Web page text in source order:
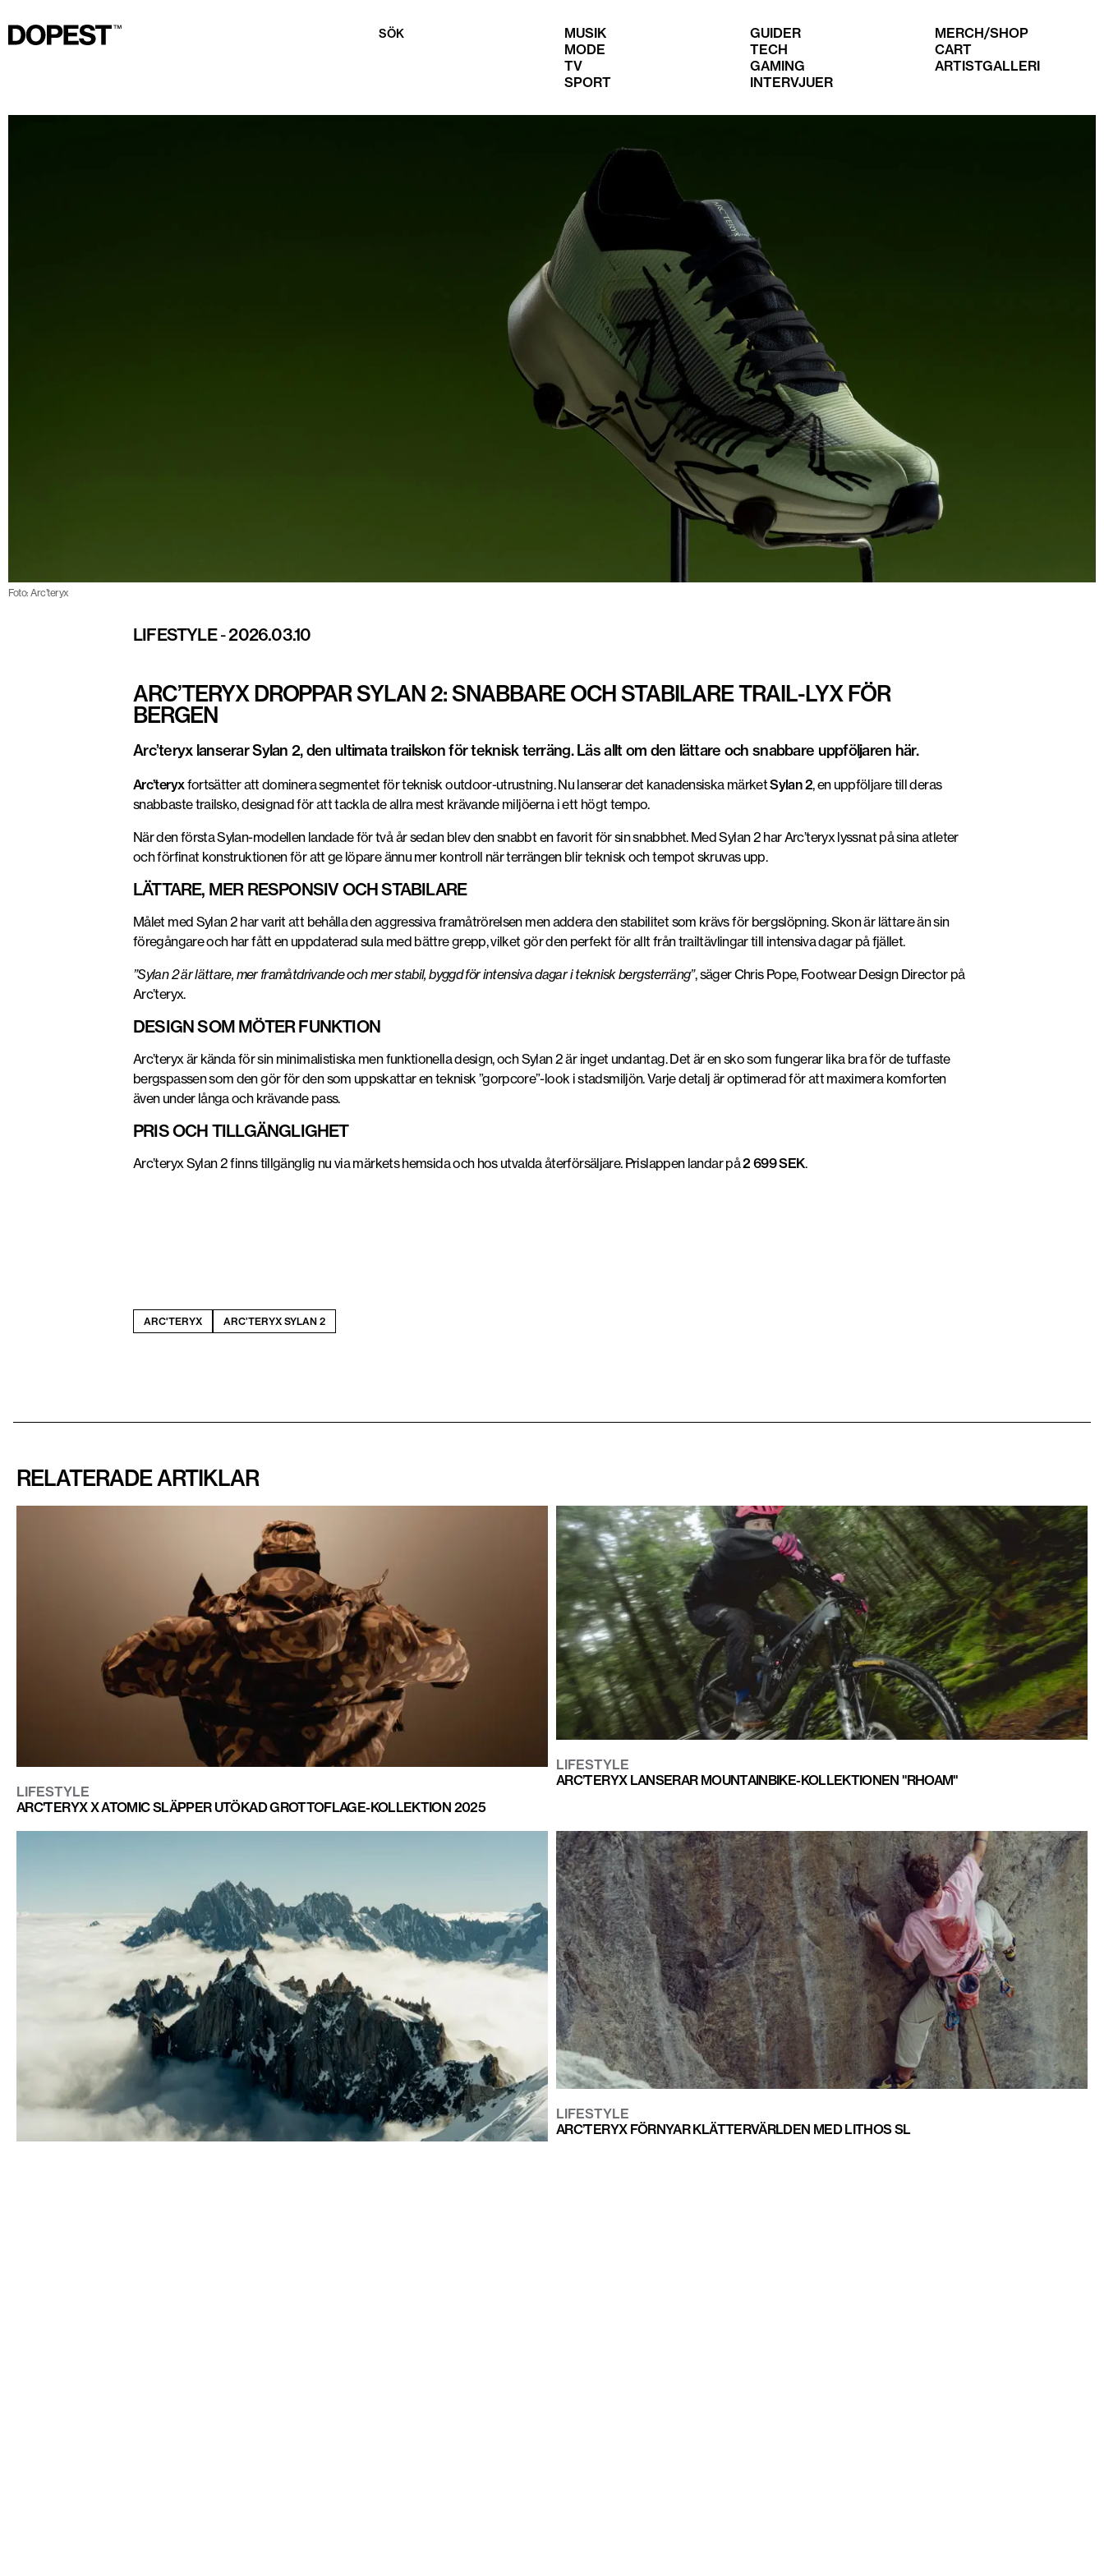
SÖK
MUSIK
MODE
TV
SPORT
GUIDER
TECH
GAMING
INTERVJUER
MERCH/SHOP
CART
ARTISTGALLERI
Foto: Arc’teryx
LIFESTYLE-2026.03.10
ARC’TERYX DROPPAR SYLAN 2: SNABBARE OCH STABILARE TRAIL-LYX FÖR
BERGEN
Arc’teryx lanserar Sylan 2, den ultimata trailskon för teknisk terräng. Läs allt om den lättare och snabbare uppföljaren här.
Arc’teryxfortsätter att dominera segmentet för teknisk outdoor-utrustning. Nu lanserar det kanadensiska märketSylan 2, en uppföljare till deras
snabbaste trailsko, designad för att tackla de allra mest krävande miljöerna i ett högt tempo.
När den första Sylan-modellen landade för två år sedan blev den snabbt en favorit för sin snabbhet. Med Sylan 2 har Arc’teryx lyssnat på sina atleter
och förfinat konstruktionen för att ge löpare ännu mer kontroll när terrängen blir teknisk och tempot skruvas upp.
LÄTTARE, MER RESPONSIV OCH STABILARE
Målet med Sylan 2 har varit att behålla den aggressiva framåtrörelsen men addera den stabilitet som krävs för bergslöpning. Skon är lättare än sin
föregångare och har fått en uppdaterad sula med bättre grepp, vilket gör den perfekt för allt från trailtävlingar till intensiva dagar på fjället.
”Sylan 2 är lättare, mer framåtdrivande och mer stabil, byggd för intensiva dagar i teknisk bergsterräng”, säger Chris Pope, Footwear Design Director på
Arc’teryx.
DESIGN SOM MÖTER FUNKTION
Arc’teryx är kända för sin minimalistiska men funktionella design, och Sylan 2 är inget undantag. Det är en sko som fungerar lika bra för de tuffaste
bergspassen som den gör för den som uppskattar en teknisk ”gorpcore”-look i stadsmiljön. Varje detalj är optimerad för att maximera komforten
även under långa och krävande pass.
PRIS OCH TILLGÄNGLIGHET
Arc’teryx Sylan 2 finns tillgänglig nu via märkets hemsida och hos utvalda återförsäljare. Prislappen landar på2 699 SEK.
ARC'TERYX ARC’TERYX SYLAN 2
RELATERADE ARTIKLAR
LIFESTYLE
ARC'TERYX X ATOMIC SLÄPPER UTÖKAD GROTTOFLAGE-KOLLEKTION 2025
LIFESTYLE
ARC’TERYX LANSERAR MOUNTAINBIKE-KOLLEKTIONEN "RHOAM"
LIFESTYLE
ARC’TERYX FÖRNYAR KLÄTTERVÄRLDEN MED LITHOS SL